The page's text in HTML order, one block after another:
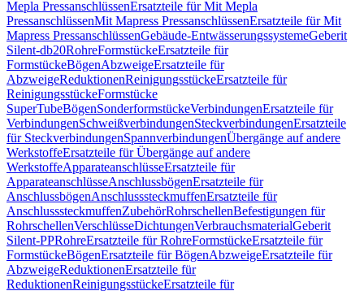
Mepla PressanschlüssenErsatzteile für Mit Mepla
PressanschlüssenMit Mapress PressanschlüssenErsatzteile für Mit
Mapress PressanschlüssenGebäude-EntwässerungssystemeGeberit
Silent-db20RohreFormstückeErsatzteile für
FormstückeBögenAbzweigeErsatzteile für
AbzweigeReduktionenReinigungsstückeErsatzteile für
ReinigungsstückeFormstücke
SuperTubeBögenSonderformstückeVerbindungenErsatzteile für
VerbindungenSchweißverbindungenSteckverbindungenErsatzteile
für SteckverbindungenSpannverbindungenÜbergänge auf andere
WerkstoffeErsatzteile für Übergänge auf andere
WerkstoffeApparateanschlüsseErsatzteile für
ApparateanschlüsseAnschlussbögenErsatzteile für
AnschlussbögenAnschlusssteckmuffenErsatzteile für
AnschlusssteckmuffenZubehörRohrschellenBefestigungen für
RohrschellenVerschlüsseDichtungenVerbrauchsmaterialGeberit
Silent-PPRohreErsatzteile für RohreFormstückeErsatzteile für
FormstückeBögenErsatzteile für BögenAbzweigeErsatzteile für
AbzweigeReduktionenErsatzteile für
ReduktionenReinigungsstückeErsatzteile für